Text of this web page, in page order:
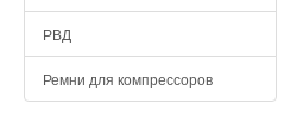
РВД
Ремни для компрессоров